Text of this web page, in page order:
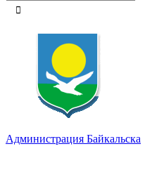
Администрация Байкальска